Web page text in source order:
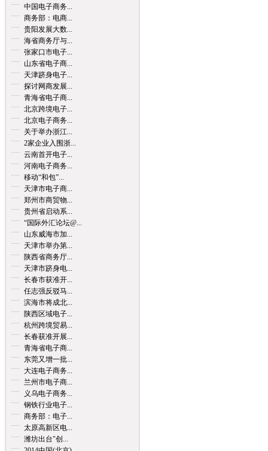
中国电子商务...
商务部：电商...
贵阳发展大数...
海省商务厅与...
张家口市电子...
山东省电子商...
天津跻身电子...
探讨网商发展...
青海省电子商...
北京跨境电子...
北京电子商务...
关于举办浙江...
2家企业入围浙...
云南首开电子...
河南电子商务...
移动“和包”...
天津市电子商...
郑州市商贸物...
贵州省启动系...
“国际外汇论坛@...
山东威海市加...
天津市举办第...
陕西省商务厅...
天津市跻身电...
长春市获准开...
任志强反驳马...
滨海市将成北...
陕西区域电子...
杭州跨境贸易...
长春获准开展...
青海省电子商...
东莞又增一批...
大连电子商务...
兰州市电子商...
义乌电子商务...
钢铁行业电子...
商务部：电子...
太原高新区电...
潍坊出台"创...